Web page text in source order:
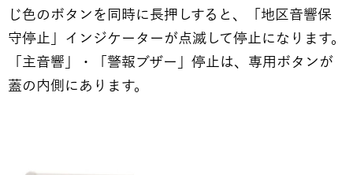
じ色のボタンを同時に長押しすると、「地区音響保
守停止」インジケーターが点滅して停止になります。
「主音響」・「警報ブザー」停止は、専用ボタンが
蓋の内側にあります。